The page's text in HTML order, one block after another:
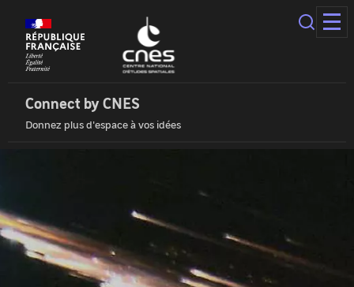
Connect
Accueil
Connect by CNES
Donnez plus d'espace à vos idées
gestion
cookies